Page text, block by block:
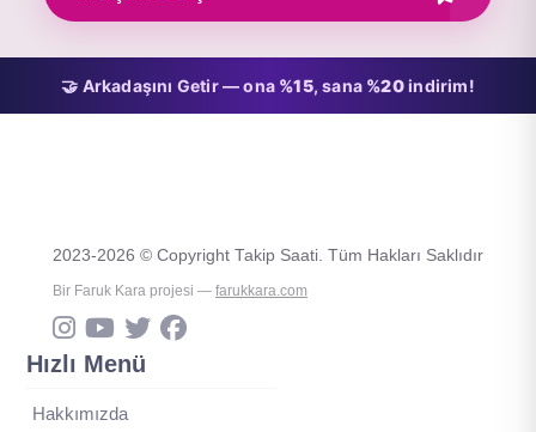
🤝 Arkadaşını Getir — ona %15, sana %20indirim!
2023-2026 © Copyright Takip Saati. Tüm Hakları Saklıdır
Bir Faruk Kara projesi — farukkara.com
Hızlı Menü
Hakkımızda